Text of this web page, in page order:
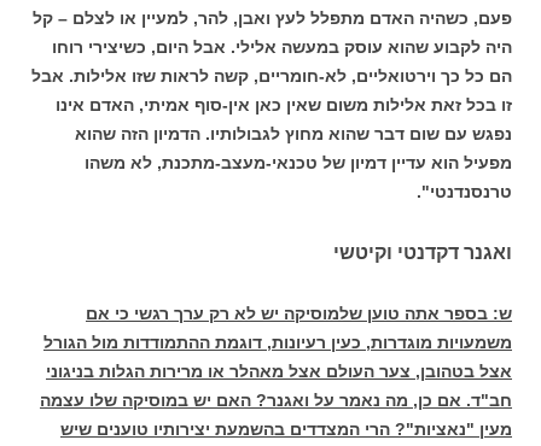
פעם, כשהיה האדם מתפלל לעץ ואבן, להר, למעיין או לצלם – קל
היה לקבוע שהוא עוסק במעשה אלילי. אבל היום, כשיצירי רוחו
הם כל כך וירטואליים, לא-חומריים, קשה לראות שזו אלילות. אבל
זו בכל זאת אלילות משום שאין כאן אין-סוף אמיתי, האדם אינו
נפגש עם שום דבר שהוא מחוץ לגבולותיו. הדמיון הזה שהוא
מפעיל הוא עדיין דמיון של טכנאי-מעצב-מתכנת, לא משהו
טרנסנדנטי".
ואגנר דקדנטי וקיטשי
ש: בספר אתה טוען שלמוסיקה יש לא רק ערך רגשי כי אם
משמעויות מוגדרות, כעין רעיונות, דוגמת ההתמודדות מול הגורל
אצל בטהובן, צער העולם אצל מאהלר או מרירות הגלות בניגוני
חב"ד. אם כן, מה נאמר על ואגנר? האם יש במוסיקה שלו עצמה
מעין "נאציות"? הרי המצדדים בהשמעת יצירותיו טוענים שיש